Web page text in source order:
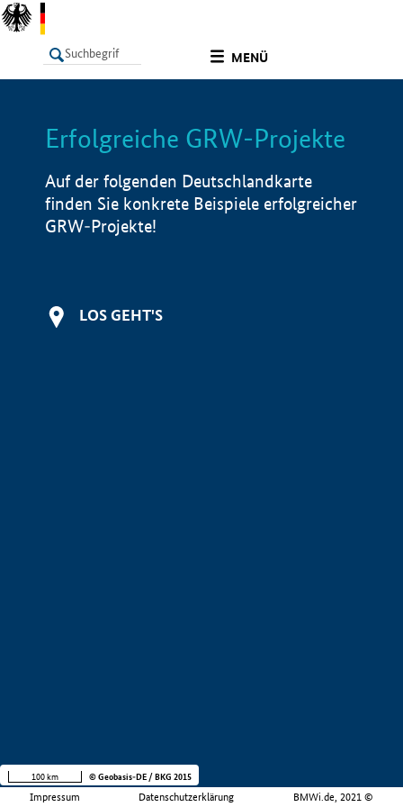
MENÜ
LISTE Info
Erfolgreiche GRW-Projekte
Auf der folgenden Deutschlandkarte
finden Sie konkrete Beispiele erfolgreicher
GRW-Projekte!
LOS GEHT'S
Impressum Datenschutzerklärung BMWi.de, 2021 ©
100 km © Geobasis-DE / BKG 2015